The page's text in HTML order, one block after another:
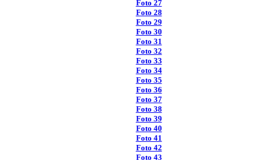
Foto 27
Foto 28
Foto 29
Foto 30
Foto 31
Foto 32
Foto 33
Foto 34
Foto 35
Foto 36
Foto 37
Foto 38
Foto 39
Foto 40
Foto 41
Foto 42
Foto 43